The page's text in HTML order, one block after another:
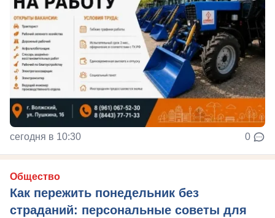
сегодня в 10:30 0
Общество
Как пережить понедельник без
страданий: персональные советы для